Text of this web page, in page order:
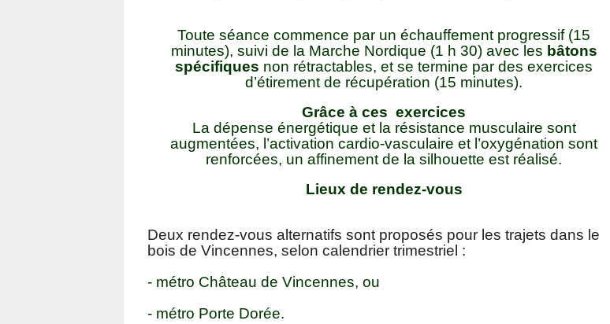
Toute séance commence par un échauffement progressif (15
minutes), suivi de la Marche Nordique (1 h 30) avec les bâtons
spécifiques non rétractables, et se termine par des exercices
d’étirement de récupération (15 minutes).
Grâce à ces exercices
La dépense énergétique et la résistance musculaire sont
augmentées, l’activation cardio-vasculaire et l’oxygénation sont
renforcées, un affinement de la silhouette est réalisé.
Lieux de rendez-vous
Deux rendez-vous alternatifs sont proposés pour les trajets dans le
bois de Vincennes, selon calendrier trimestriel :
- métro Château de Vincennes, ou
- métro Porte Dorée.